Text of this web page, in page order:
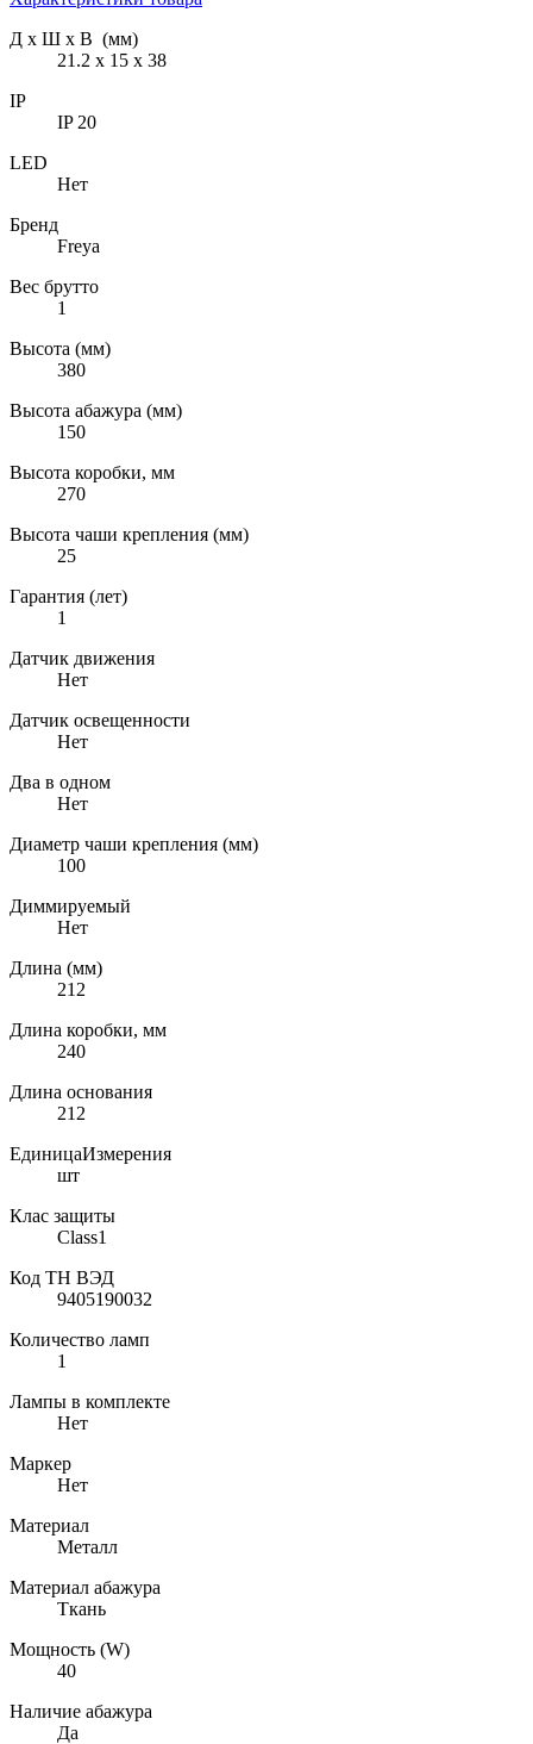
Д х Ш х В (мм)
21.2 х 15 х 38
IP
IP 20
LED
Нет
Бренд
Freya
Вес брутто
1
Высота (мм)
380
Высота абажура (мм)
150
Высота коробки, мм
270
Высота чаши крепления (мм)
25
Гарантия (лет)
1
Датчик движения
Нет
Датчик освещенности
Нет
Два в одном
Нет
Диаметр чаши крепления (мм)
100
Диммируемый
Нет
Длина (мм)
212
Длина коробки, мм
240
Длина основания
212
ЕдиницаИзмерения
шт
Клас защиты
Class1
Код ТН ВЭД
9405190032
Количество ламп
1
Лампы в комплекте
Нет
Маркер
Нет
Материал
Металл
Материал абажура
Ткань
Мощность (W)
40
Наличие абажура
Да